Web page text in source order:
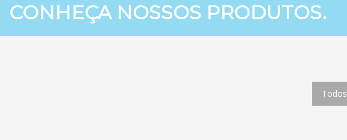
CONHEÇA NOSSOS PRODUTOS.
Todos